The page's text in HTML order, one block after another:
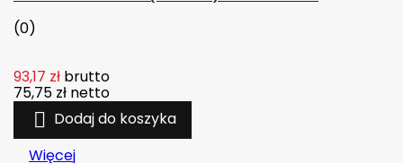
(0)
93,17 zł brutto
75,75 zł netto
 Dodaj do koszyka
Więcej